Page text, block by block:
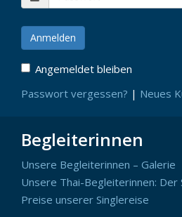
Angemeldet bleiben
Passwort vergessen? | Neues
Begleiterinnen
Unsere Begleiterinnen – Galerie
Unsere Thai-Begleiterinnen: Der
Preise unserer Singlereise